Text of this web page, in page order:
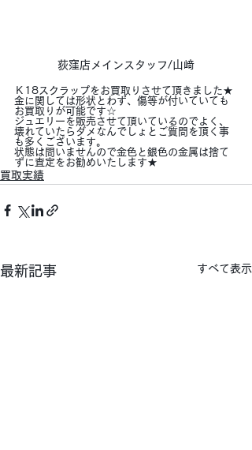
荻窪店メインスタッフ/山﨑
Ｋ18スクラップをお買取りさせて頂きました★
金に関しては形状とわず、傷等が付いていても
お買取りが可能です☆
ジュエリーを販売させて頂いているのでよく、
壊れていたらダメなんでしょとご質問を頂く事
も多くございます。
状態は問いませんので金色と銀色の金属は捨て
ずに査定をお勧めいたします★
買取実績
最新記事 すべて表示